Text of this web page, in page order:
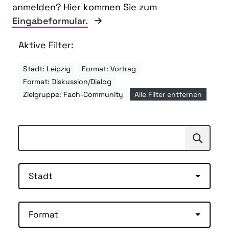
anmelden? Hier kommen Sie zum
Eingabeformular.
Aktive Filter:
Stadt: Leipzig
Format: Vortrag
Format: Diskussion/Dialog
Zielgruppe: Fach-Community
Alle Filter entfernen
Suchen
Stadt
Format